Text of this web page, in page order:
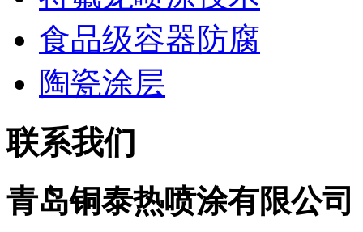
食品级容器防腐
陶瓷涂层
联系我们
青岛铜泰热喷涂有限公